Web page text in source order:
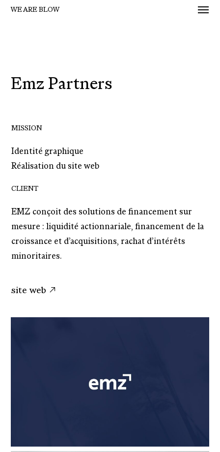
SkipWE ARE BLOW
Menu
Emz Partners
MISSION
Identité graphique
Réalisation du site web
CLIENT
EMZ conçoit des solutions de financement sur
mesure : liquidité actionnariale, financement de la
croissance et d’acquisitions, rachat d’intérêts
minoritaires.
site web